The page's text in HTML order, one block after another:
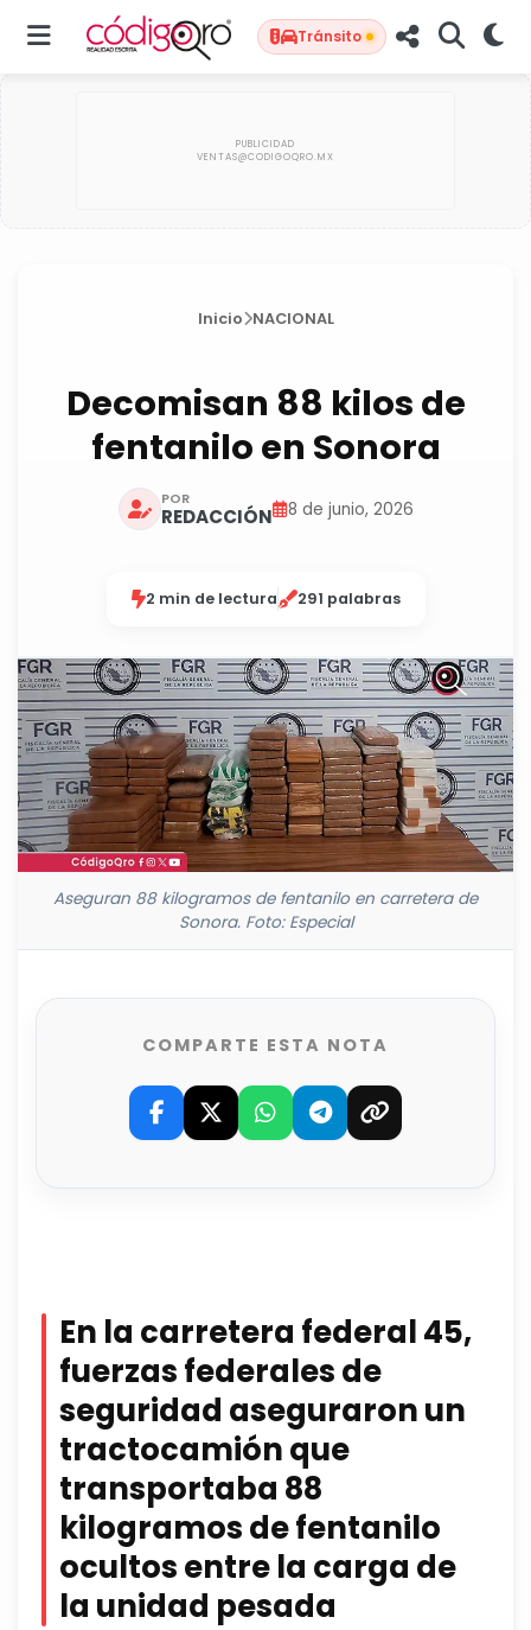
Tránsito
Inicio NACIONAL
Decomisan 88 kilos de
fentanilo en Sonora
POR
REDACCIÓN 8 de junio, 2026
2 min de lectura 291 palabras
Aseguran 88 kilogramos de fentanilo en carretera de
Sonora. Foto: Especial
COMPARTE ESTA NOTA
En la carretera federal 45,
fuerzas federales de
seguridad aseguraron un
tractocamión que
transportaba 88
kilogramos de fentanilo
ocultos entre la carga de
la unidad pesada